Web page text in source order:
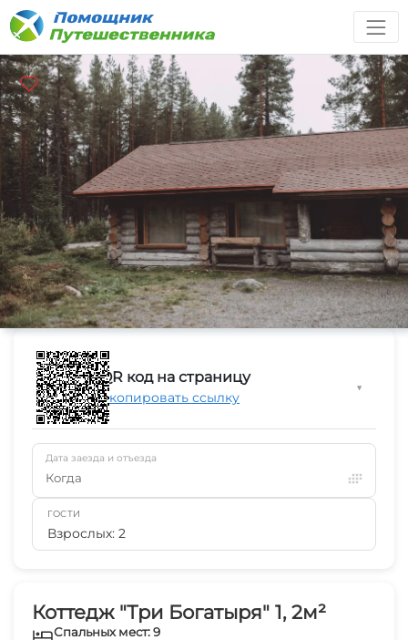
Коттедж "Три Богатыря" 1, 2м²
Спальных мест: 9
QR код на страницу
Скопировать ссылку
▼
Дата заезда и отъезда
Когда
ГОСТИ
Взрослых: 2